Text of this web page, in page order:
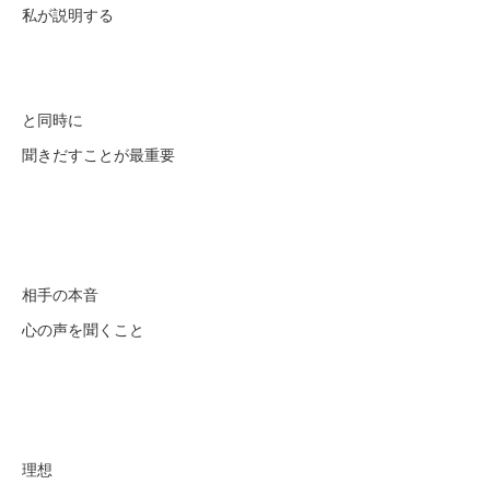
私が説明する
と同時に
聞きだすことが最重要
相手の本音
心の声を聞くこと
理想